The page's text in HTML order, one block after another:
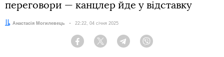
переговори — канцлер йде у відставку
Автор:
Анастасія Могилевець Дата:
22:22, 04 січня 2025
Facebook Twitter Telegram